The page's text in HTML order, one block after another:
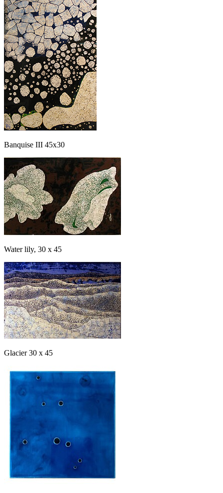
Banquise III 45x30
Water lily, 30 x 45
Glacier 30 x 45